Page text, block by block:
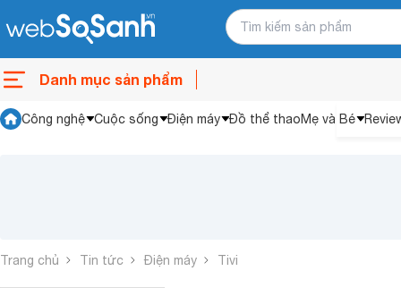
Danh mục sản phẩm
Công nghệ Cuộc sống Điện máy Đồ thể thaoMẹ và Bé
Trang chủ Tin tức Điện máy Tivi